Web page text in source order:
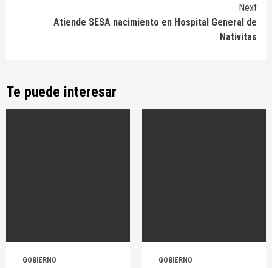
Next
Atiende SESA nacimiento en Hospital General de
Nativitas
Te puede interesar
GOBIERNO GOBIERNO